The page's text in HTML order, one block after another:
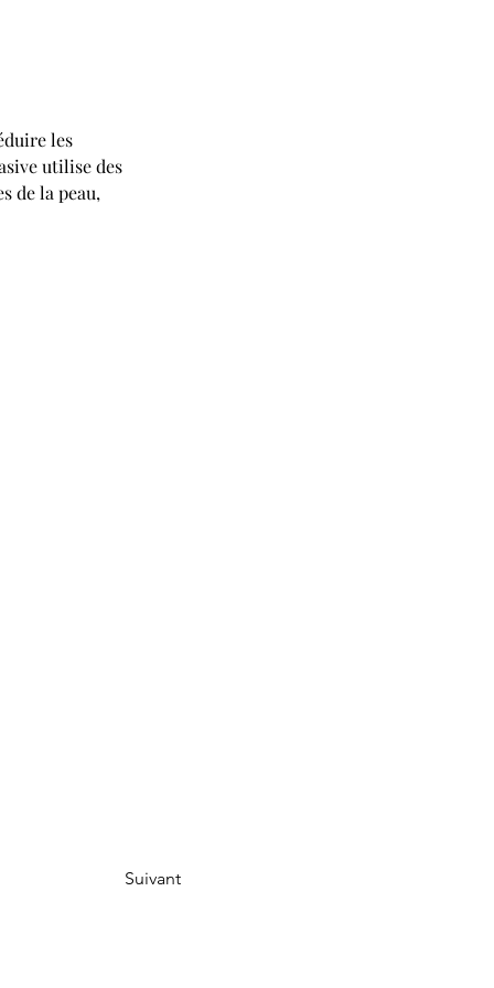
les
utilise des
de la peau,
Suivant